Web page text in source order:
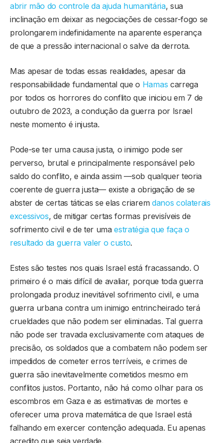
abrir mão do controle da ajuda humanitária, sua
inclinação em deixar as negociações de cessar-fogo se
prolongarem indefinidamente na aparente esperança
de que a pressão internacional o salve da derrota.
Mas apesar de todas essas realidades, apesar da
responsabilidade fundamental que o Hamas carrega
por todos os horrores do conflito que iniciou em 7 de
outubro de 2023, a condução da guerra por Israel
neste momento é injusta.
Pode-se ter uma causa justa, o inimigo pode ser
perverso, brutal e principalmente responsável pelo
saldo do conflito, e ainda assim —sob qualquer teoria
coerente de guerra justa— existe a obrigação de se
abster de certas táticas se elas criarem danos colaterais
excessivos, de mitigar certas formas previsíveis de
sofrimento civil e de ter uma estratégia que faça o
resultado da guerra valer o custo.
Estes são testes nos quais Israel está fracassando. O
primeiro é o mais difícil de avaliar, porque toda guerra
prolongada produz inevitável sofrimento civil, e uma
guerra urbana contra um inimigo entrincheirado terá
crueldades que não podem ser eliminadas. Tal guerra
não pode ser travada exclusivamente com ataques de
precisão, os soldados que a combatem não podem ser
impedidos de cometer erros terríveis, e crimes de
guerra são inevitavelmente cometidos mesmo em
conflitos justos. Portanto, não há como olhar para os
escombros em Gaza e as estimativas de mortes e
oferecer uma prova matemática de que Israel está
falhando em exercer contenção adequada. Eu apenas
acredito que seja verdade.